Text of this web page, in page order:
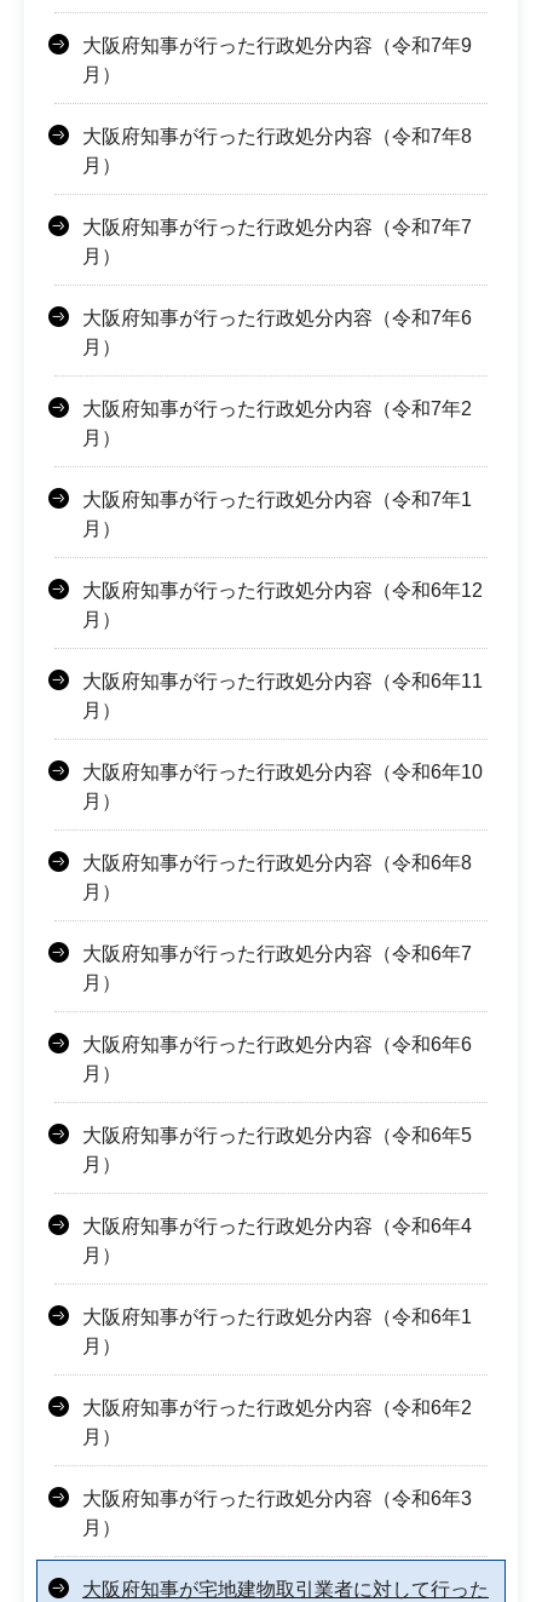
大阪府知事が行った行政処分内容（令和7年9
月）
大阪府知事が行った行政処分内容（令和7年8
月）
大阪府知事が行った行政処分内容（令和7年7
月）
大阪府知事が行った行政処分内容（令和7年6
月）
大阪府知事が行った行政処分内容（令和7年2
月）
大阪府知事が行った行政処分内容（令和7年1
月）
大阪府知事が行った行政処分内容（令和6年12
月）
大阪府知事が行った行政処分内容（令和6年11
月）
大阪府知事が行った行政処分内容（令和6年10
月）
大阪府知事が行った行政処分内容（令和6年8
月）
大阪府知事が行った行政処分内容（令和6年7
月）
大阪府知事が行った行政処分内容（令和6年6
月）
大阪府知事が行った行政処分内容（令和6年5
月）
大阪府知事が行った行政処分内容（令和6年4
月）
大阪府知事が行った行政処分内容（令和6年1
月）
大阪府知事が行った行政処分内容（令和6年2
月）
大阪府知事が行った行政処分内容（令和6年3
月）
大阪府知事が宅地建物取引業者に対して行った